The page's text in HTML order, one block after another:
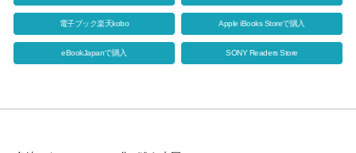
電子ブック楽天kobo Apple iBooks Storeで購入
eBookJapanで購入 SONY Readers Store